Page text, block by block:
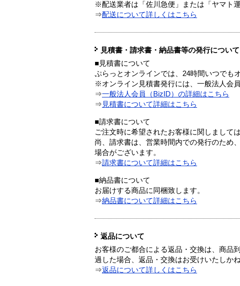
※配送業者は「佐川急便」または「ヤマト
⇒配送について詳しくはこちら
見積書・請求書・納品書等の発行について
■見積書について
ぷらっとオンラインでは、24時間いつでも
※オンライン見積書発行には、一般法人会
⇒一般法人会員（BizID）の詳細はこちら
⇒ 見積書について詳細はこちら
■請求書について
ご注文時に希望されたお客様に関しまして
尚、請求書は、営業時間内での発行のため
場合がございます。
⇒請求書について詳細はこちら
■納品書について
お届けする商品に同梱致します。
⇒納品書について詳細はこちら
返品について
お客様のご都合による返品・交換は、商品
過した場合、返品・交換はお受けいたしかね
⇒返品について詳しくはこちら